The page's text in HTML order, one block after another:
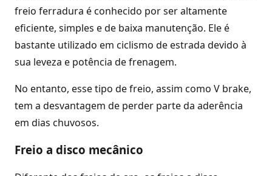
freio ferradura é conhecido por ser altamente
eficiente, simples e de baixa manutenção. Ele é
bastante utilizado em ciclismo de estrada devido à
sua leveza e potência de frenagem.
No entanto, esse tipo de freio, assim como V brake,
tem a desvantagem de perder parte da aderência
em dias chuvosos.
Freio a disco mecânico